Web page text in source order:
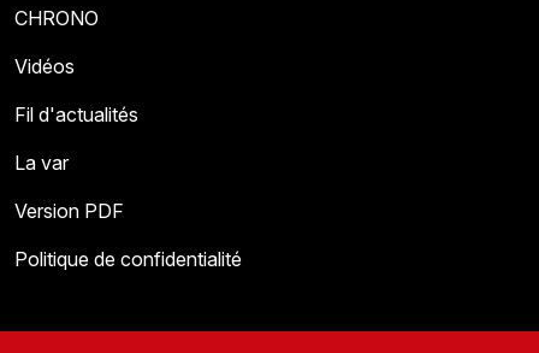
CHRONO
Vidéos
Fil d'actualités
La var
Version PDF
Politique de confidentialité